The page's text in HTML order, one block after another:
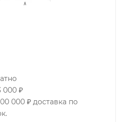
000 ₽
000 ₽ доставка по